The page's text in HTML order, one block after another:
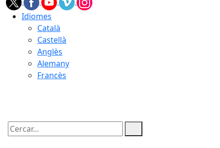
Idiomes
Català
Castellà
Anglès
Alemany
Francès
Cercar: